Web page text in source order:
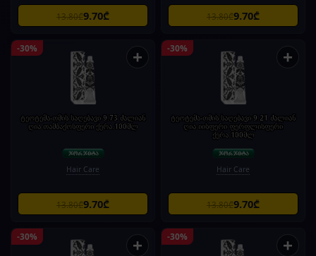
13.80₾9.70₾ 13.80₾9.70₾
-30% +
ტეოტემა-თმის საღებავი 9.73 ძალიან
ღია თამბაქოსფერი ქერა.100მლ
Hair Care
13.80₾9.70₾
-30% +
ტეოტემა-თმის საღებავი 9.21 ძალიან
ღია იისფერი ფერფლისფერი
ქერა.100მლ
Hair Care
13.80₾9.70₾
-30% + -30% +